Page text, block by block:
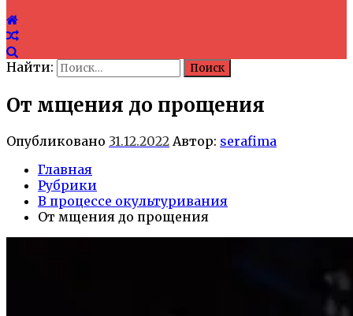
Найти:
От мщения до прощения
Опубликовано 31.12.2022 Автор: serafima
Главная
Рубрики
В процессе окультуривания
От мщения до прощения